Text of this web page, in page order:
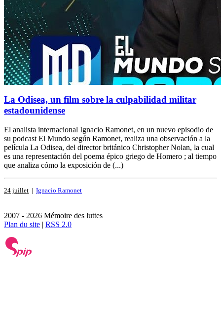
La Odisea, un film sobre la culpabilidad militar
estadounidense
El analista internacional Ignacio Ramonet, en un nuevo episodio de
su podcast El Mundo según Ramonet, realiza una observación a la
película La Odisea, del director británico Christopher Nolan, la cual
es una representación del poema épico griego de Homero ; al tiempo
que analiza cómo la exposición de (...)
24 juillet | Ignacio Ramonet
2007 - 2026 Mémoire des luttes
Plan du site | RSS 2.0